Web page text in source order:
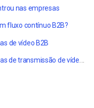
nas empresas
fluxo contínuo B2B?
de vídeo B2B
Comparação das 14 melhores plataformas de transmissão de vídeo em 2023